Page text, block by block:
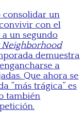
un
con el
un segundo
demuestra
a
Que ahora se
“más trágica” es
también